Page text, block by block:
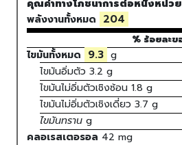
คุณค่าทางโภชนาการต่อหนึ่งหน่ว
พลังงานทั้งหมด 204
% ร้อยละ
ไขมันทั้งหมด 9.3 g
ไขมันอิ่มตัว 3.2 g
ไขมันไม่อิ่มตัวเชิงซ้อน 1.8 g
ไขมันไม่อิ่มตัวเชิงเดี่ยว 3.7 g
ไขมันทราน g
คลอเรสเตอรอล 42 mg